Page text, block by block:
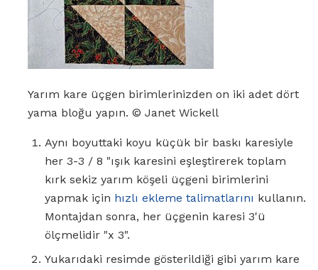
Yarım kare üçgen birimlerinizden on iki adet dört
yama bloğu yapın. © Janet Wickell
Aynı boyuttaki koyu küçük bir baskı karesiyle
her 3-3 / 8 "ışık karesini eşleştirerek toplam
kırk sekiz yarım köşeli üçgeni birimlerini
yapmak için hızlı ekleme talimatlarını kullanın.
Montajdan sonra, her üçgenin karesi 3'ü
ölçmelidir "x 3".
Yukarıdaki resimde gösterildiği gibi yarım kare